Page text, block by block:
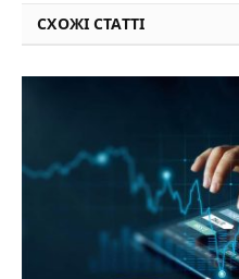
СХОЖІ СТАТТІ